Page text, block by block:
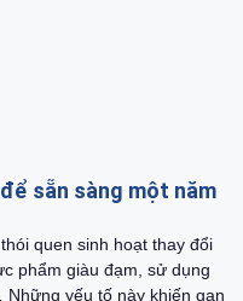
sẵn sàng một năm
quen sinh hoạt thay đổi
phẩm giàu đạm, sử dụng
yếu tố này khiến gan